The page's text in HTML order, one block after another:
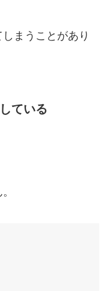
まうことがあり
ている